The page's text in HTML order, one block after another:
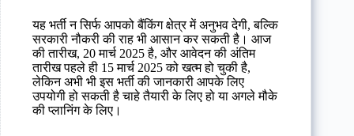
यह भर्ती न सिर्फ आपको बैंकिंग क्षेत्र में अनुभव देगी, बल्कि
सरकारी नौकरी की राह भी आसान कर सकती है। आज
की तारीख, 20 मार्च 2025 है, और आवेदन की अंतिम
तारीख पहले ही 15 मार्च 2025 को खत्म हो चुकी है,
लेकिन अभी भी इस भर्ती की जानकारी आपके लिए
उपयोगी हो सकती है चाहे तैयारी के लिए हो या अगले मौके
की प्लानिंग के लिए।